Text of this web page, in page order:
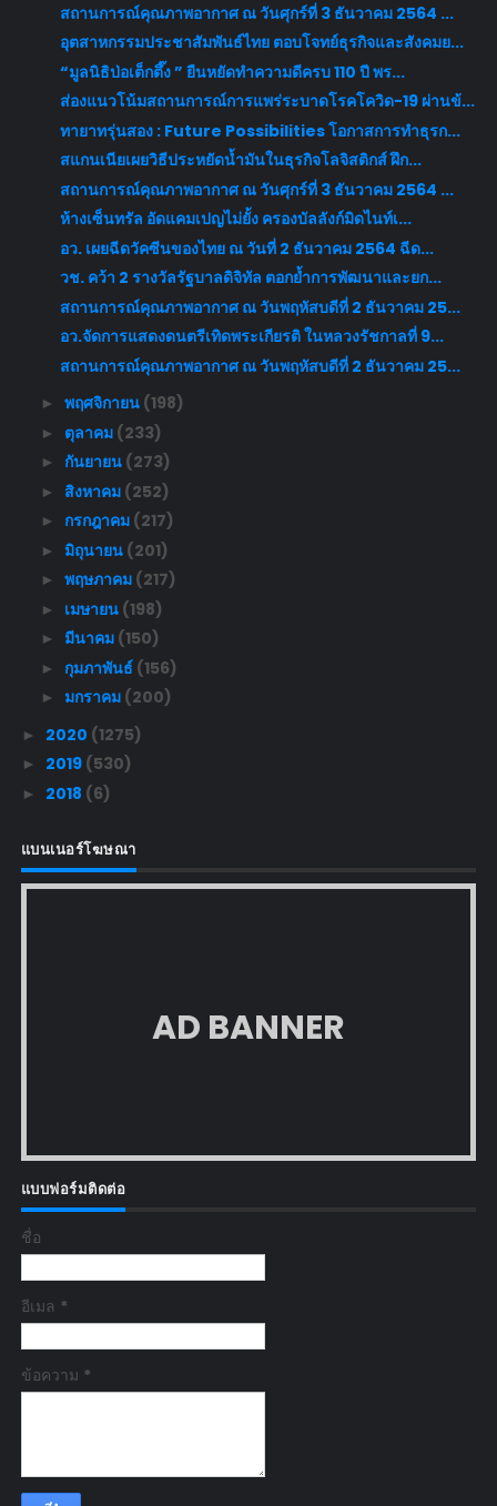
สถานการณ์คุณภาพอากาศ ณ วันศุกร์ที่ 3 ธันวาคม 2564 ...
อุตสาหกรรมประชาสัมพันธ์ไทย ตอบโจทย์ธุรกิจและสังคมย...
“มูลนิธิป่อเต็กตึ๊ง ” ยืนหยัดทำความดีครบ 110 ปี พร...
ส่องแนวโน้มสถานการณ์การแพร่ระบาดโรคโควิด-19 ผ่านข้...
ทายาทรุ่นสอง : Future Possibilities โอกาสการทำธุรก...
สแกนเนียเผยวิธีประหยัดน้ำมันในธุรกิจโลจิสติกส์ ฝึก...
สถานการณ์คุณภาพอากาศ ณ วันศุกร์ที่ 3 ธันวาคม 2564 ...
ห้างเซ็นทรัล อัดแคมเปญไม่ยั้ง ครองบัลลังก์มิดไนท์เ...
อว. เผยฉีดวัคซีนของไทย ณ วันที่ 2 ธันวาคม 2564 ฉีด...
วช. คว้า 2 รางวัลรัฐบาลดิจิทัล ตอกย้ำการพัฒนาและยก...
สถานการณ์คุณภาพอากาศ ณ วันพฤหัสบดีที่ 2 ธันวาคม 25...
อว.จัดการแสดงดนตรีเทิดพระเกียรติ ในหลวงรัชกาลที่ 9...
สถานการณ์คุณภาพอากาศ ณ วันพฤหัสบดีที่ 2 ธันวาคม 25...
► พฤศจิกายน (198)
► ตุลาคม (233)
► กันยายน (273)
► สิงหาคม (252)
► กรกฎาคม (217)
► มิถุนายน (201)
► พฤษภาคม (217)
► เมษายน (198)
► มีนาคม (150)
► กุมภาพันธ์ (156)
► มกราคม (200)
► 2020 (1275)
► 2019 (530)
► 2018 (6)
แบนเนอร์โฆษณา
AD BANNER
แบบฟอร์มติดต่อ
ชื่อ
อีเมล *
ข้อความ *